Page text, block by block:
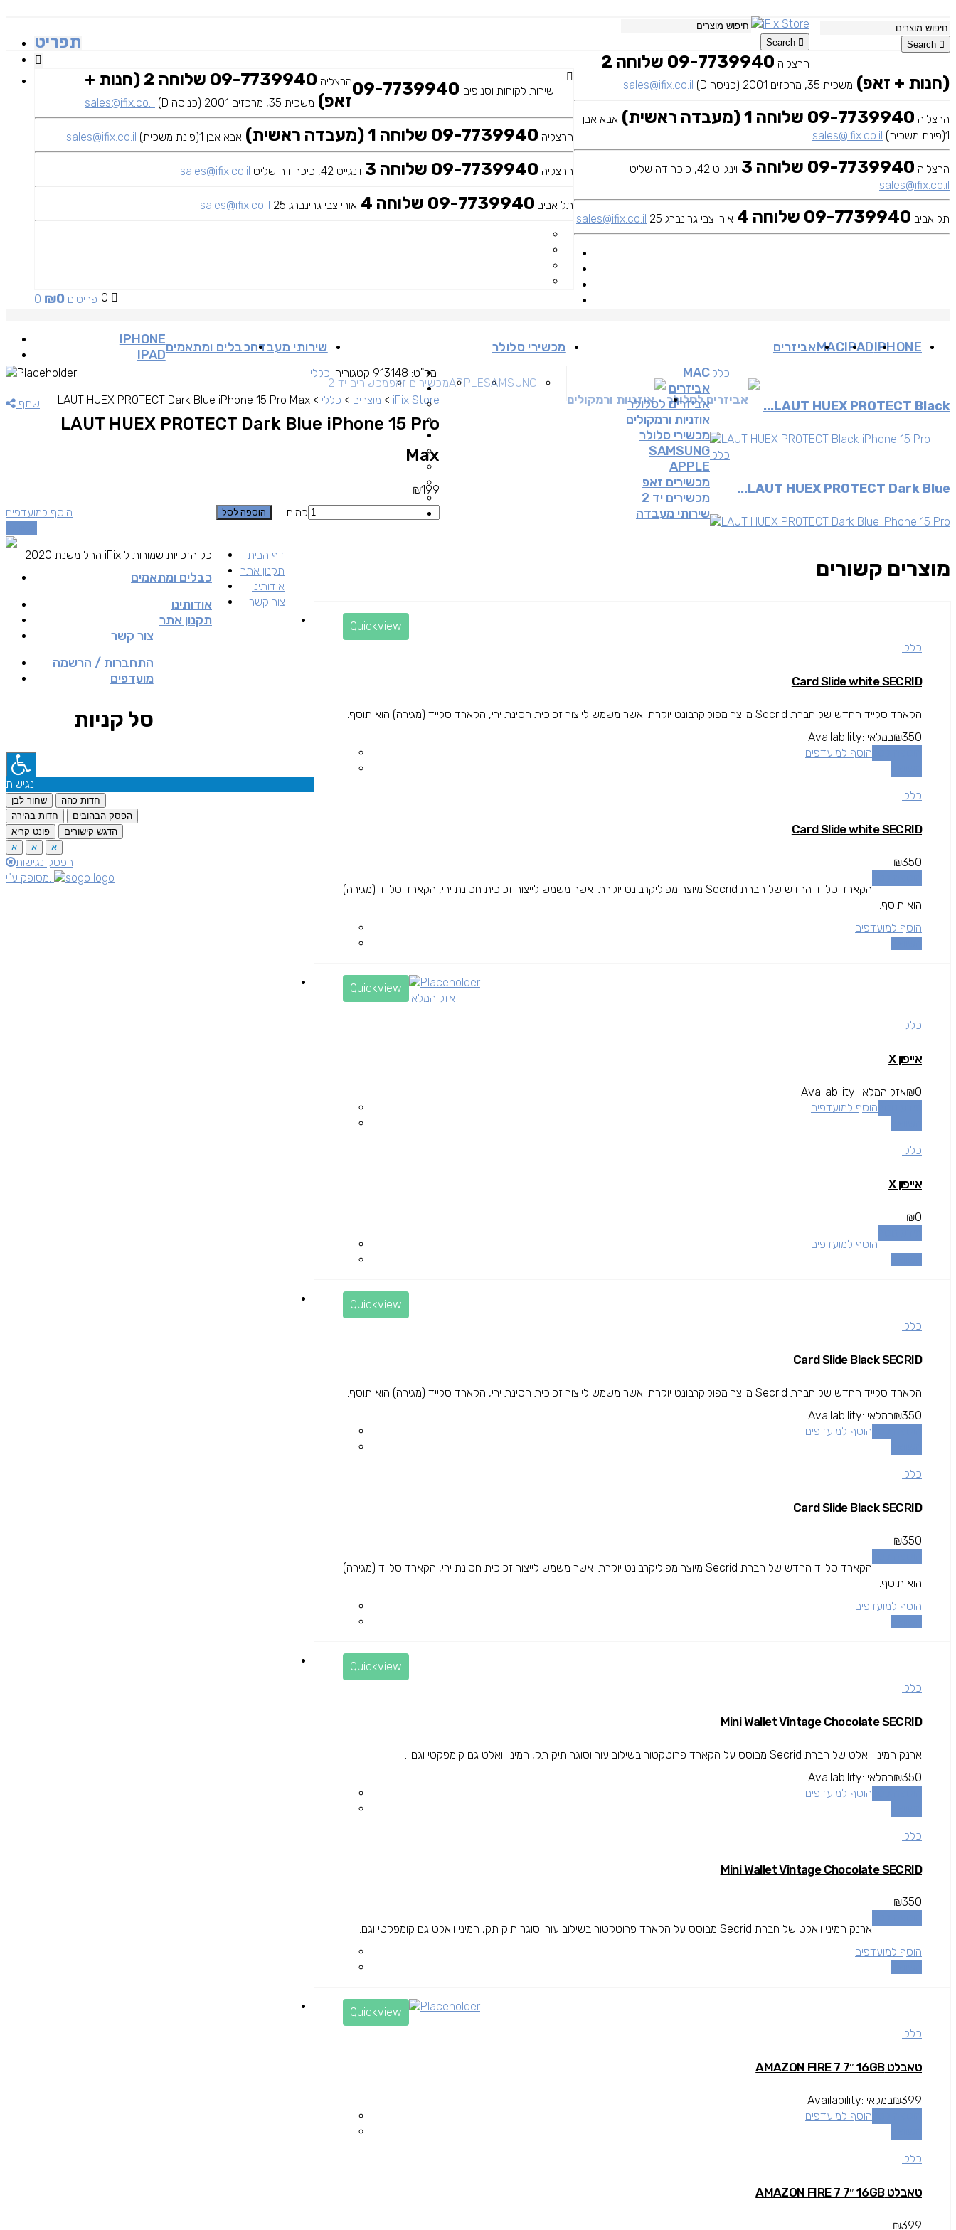
Search תפריט
שירות לקוחות וסניפים
הרצליה
09-7739940 שלוחה 2 (חנות +
זאפ) משכית 35, מרכזים 2001 (כניסה D) sales@ifix.co.il
הרצליה 09-7739940 שלוחה 1 (מעבדה ראשית) אבא אבן 1(פינת משכית) sales@ifix.co.il
הרצליה 09-7739940 שלוחה 3 וינגייט 42, כיכר דה שליט sales@ifix.co.il
תל אביב 09-7739940 שלוחה 4 אורי צבי גרינברג 25 sales@ifix.co.il
0 0 פריטים ₪0
IPHONE
IPAD
MACאביזרים
אביזרים לסלולר אוזניות ורמקולים
מכשירי סלולר
SAMSUNG
APPLEמכשירים זאפמכשירים יד 2
שירותי מעבדהכבלים ומתאמים
שתף iFix Store
> מוצרים > כללי >
LAUT HUEX PROTECT Dark Blue iPhone 15 Pro Max
LAUT HUEX PROTECT Dark Blue iPhone 15 Pro
Max
₪199
כמות
הוספה לסל
הוסף למועדפים
מק"ט: 913148 קטגוריה: כללי כללי
LAUT HUEX PROTECT Black...
כללי
LAUT HUEX PROTECT Dark Blue...
מוצרים קשורים
Quickview
כללי
Card Slide white SECRID
הקארד סלייד החדש של חברת Secrid מיוצר מפוליקרבונט יוקרתי אשר משמש לייצור זכוכית חסינת ירי, הקארד סלייד (מגירה) הוא תוסף...
₪350
Availability: במלאי
הוסף למועדפים
כללי
Card Slide white SECRID
₪350
הקארד סלייד החדש של חברת Secrid מיוצר מפוליקרבונט יוקרתי אשר משמש לייצור זכוכית חסינת ירי, הקארד סלייד (מגירה)
הוא תוסף...
הוסף למועדפים
Quickview
אזל המלאי
כללי
אייפון X
₪0
Availability: אזל המלאי
הוסף למועדפים
כללי
אייפון X
₪0
הוסף למועדפים
Quickview
כללי
Card Slide Black SECRID
הקארד סלייד החדש של חברת Secrid מיוצר מפוליקרבונט יוקרתי אשר משמש לייצור זכוכית חסינת ירי, הקארד סלייד (מגירה) הוא תוסף...
₪350
Availability: במלאי
הוסף למועדפים
כללי
Card Slide Black SECRID
₪350
הקארד סלייד החדש של חברת Secrid מיוצר מפוליקרבונט יוקרתי אשר משמש לייצור זכוכית חסינת ירי, הקארד סלייד (מגירה)
הוא תוסף...
הוסף למועדפים
Quickview
כללי
Mini Wallet Vintage Chocolate SECRID
ארנק המיני וואלט של חברת Secrid מבוסס על הקארד פרוטקטור בשילוב עור וסוגר תיק תק, המיני וואלט גם קומפקטי וגם...
₪350
Availability: במלאי
הוסף למועדפים
כללי
Mini Wallet Vintage Chocolate SECRID
₪350
ארנק המיני וואלט של חברת Secrid מבוסס על הקארד פרוטקטור בשילוב עור וסוגר תיק תק, המיני וואלט גם קומפקטי וגם...
הוסף למועדפים
Quickview
כללי
טאבלט AMAZON FIRE 7 7″ 16GB
₪399
Availability: במלאי
הוסף למועדפים
כללי
טאבלט AMAZON FIRE 7 7″ 16GB
₪399
דף הבית
תקנון אתר
אודותינו
צור קשר
כל הזכויות שמורות ל iFix החל משנת 2020
Search
הרצליה
09-7739940 שלוחה 2
(חנות + זאפ) משכית 35, מרכזים 2001 (כניסה D) sales@ifix.co.il
הרצליה 09-7739940 שלוחה 1 (מעבדה ראשית)
אבא אבן
1(פינת משכית)
sales@ifix.co.il
הרצליה 09-7739940 שלוחה 3
וינגייט 42, כיכר דה שליט
sales@ifix.co.il
תל אביב 09-7739940 שלוחה 4 אורי צבי גרינברג 25 sales@ifix.co.il
IPHONE
IPAD
MAC
אביזרים
אביזרים לסלולר
אוזניות ורמקולים
מכשירי סלולר
SAMSUNG
APPLE
מכשירים זאפ
מכשירים יד 2
שירותי מעבדה
כבלים ומתאמים
אודותינו
תקנון אתר
צור קשר
התחברות / הרשמה
מועדפים
סל קניות
נגישות
שחור לבן
חדות כהה
חדות בהירה
הפסק הבהובים
פונט קריא
הדגש קישורים
א
א א
הפסק נגישות
מסופק ע"י: